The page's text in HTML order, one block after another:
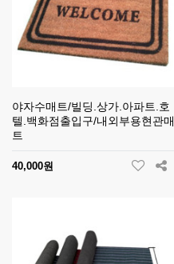
야자수매트/빌딩.상가.아파트.호
텔.백화점출입구/내외부용현관매
트
40,000원